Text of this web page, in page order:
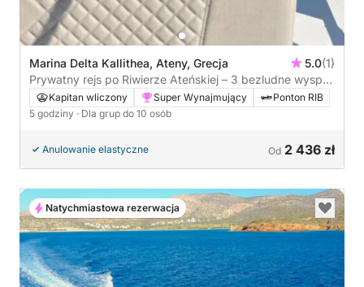
Marina Delta Kallithea, Ateny, Grecja 5.0(1)
Prywatny rejs po Riwierze Ateńskiej – 3 bezludne wyspy
– luksusowy RIB 300 KM
Kapitan wliczony Super Wynajmujący
Ponton RIB
5 godziny · Dla grup do 10 osób
Anulowanie elastyczne Od 2 436 zł
Natychmiastowa rezerwacja